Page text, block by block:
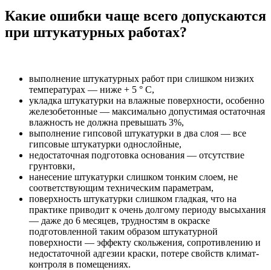
Какие ошибки чаще всего допускаются
при штукатурных работах?
выполнение штукатурных работ при слишком низких
температурах — ниже + 5 ° C,
укладка штукатурки на влажные поверхности, особенно
железобетонные — максимально допустимая остаточная
влажность не должна превышать 3%,
выполнение гипсовой штукатурки в два слоя — все
гипсовые штукатурки однослойные,
недостаточная подготовка основания — отсутствие
грунтовки,
нанесение штукатурки слишком тонким слоем, не
соответствующим техническим параметрам,
поверхность штукатурки слишком гладкая, что на
практике приводит к очень долгому периоду высыхания
— даже до 6 месяцев, трудностям в окраске
подготовленной таким образом штукатурной
поверхности — эффекту скольжения, сопротивлению и
недостаточной адгезии краски, потере свойств климат-
контроля в помещениях.